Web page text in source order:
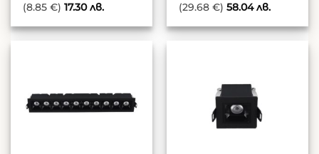
(8.85 €) 17.30лв.
(29.68 €) 58.04лв.